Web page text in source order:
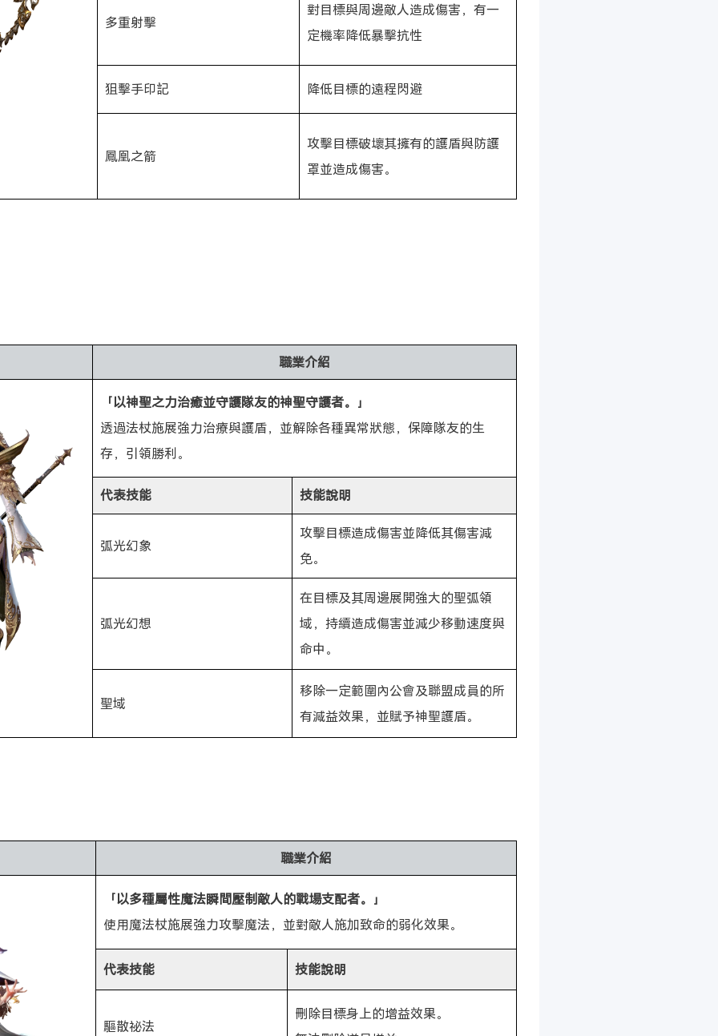
多重射擊
對目標與周邊敵人造成傷害，有一
定機率降低暴擊抗性
狙擊手印記 降低目標的遠程閃避
鳳凰之箭
攻擊目標破壞其擁有的護盾與防護
罩並造成傷害。
職業介紹
「以神聖之力治癒並守護隊友的神聖守護者。」
透過法杖施展強力治療與護盾，並解除各種異常狀態，保障隊友的生
存，引領勝利。
代表技能 技能說明
弧光幻象
攻擊目標造成傷害並降低其傷害減
免。
弧光幻想
在目標及其周邊展開強大的聖弧領
域，持續造成傷害並減少移動速度與
命中。
聖域
移除一定範圍內公會及聯盟成員的所
有減益效果，並賦予神聖護盾。
職業介紹
「以多種屬性魔法瞬間壓制敵人的戰場支配者。」
使用魔法杖施展強力攻擊魔法，並對敵人施加致命的弱化效果。
代表技能 技能說明
驅散祕法
刪除目標身上的增益效果。